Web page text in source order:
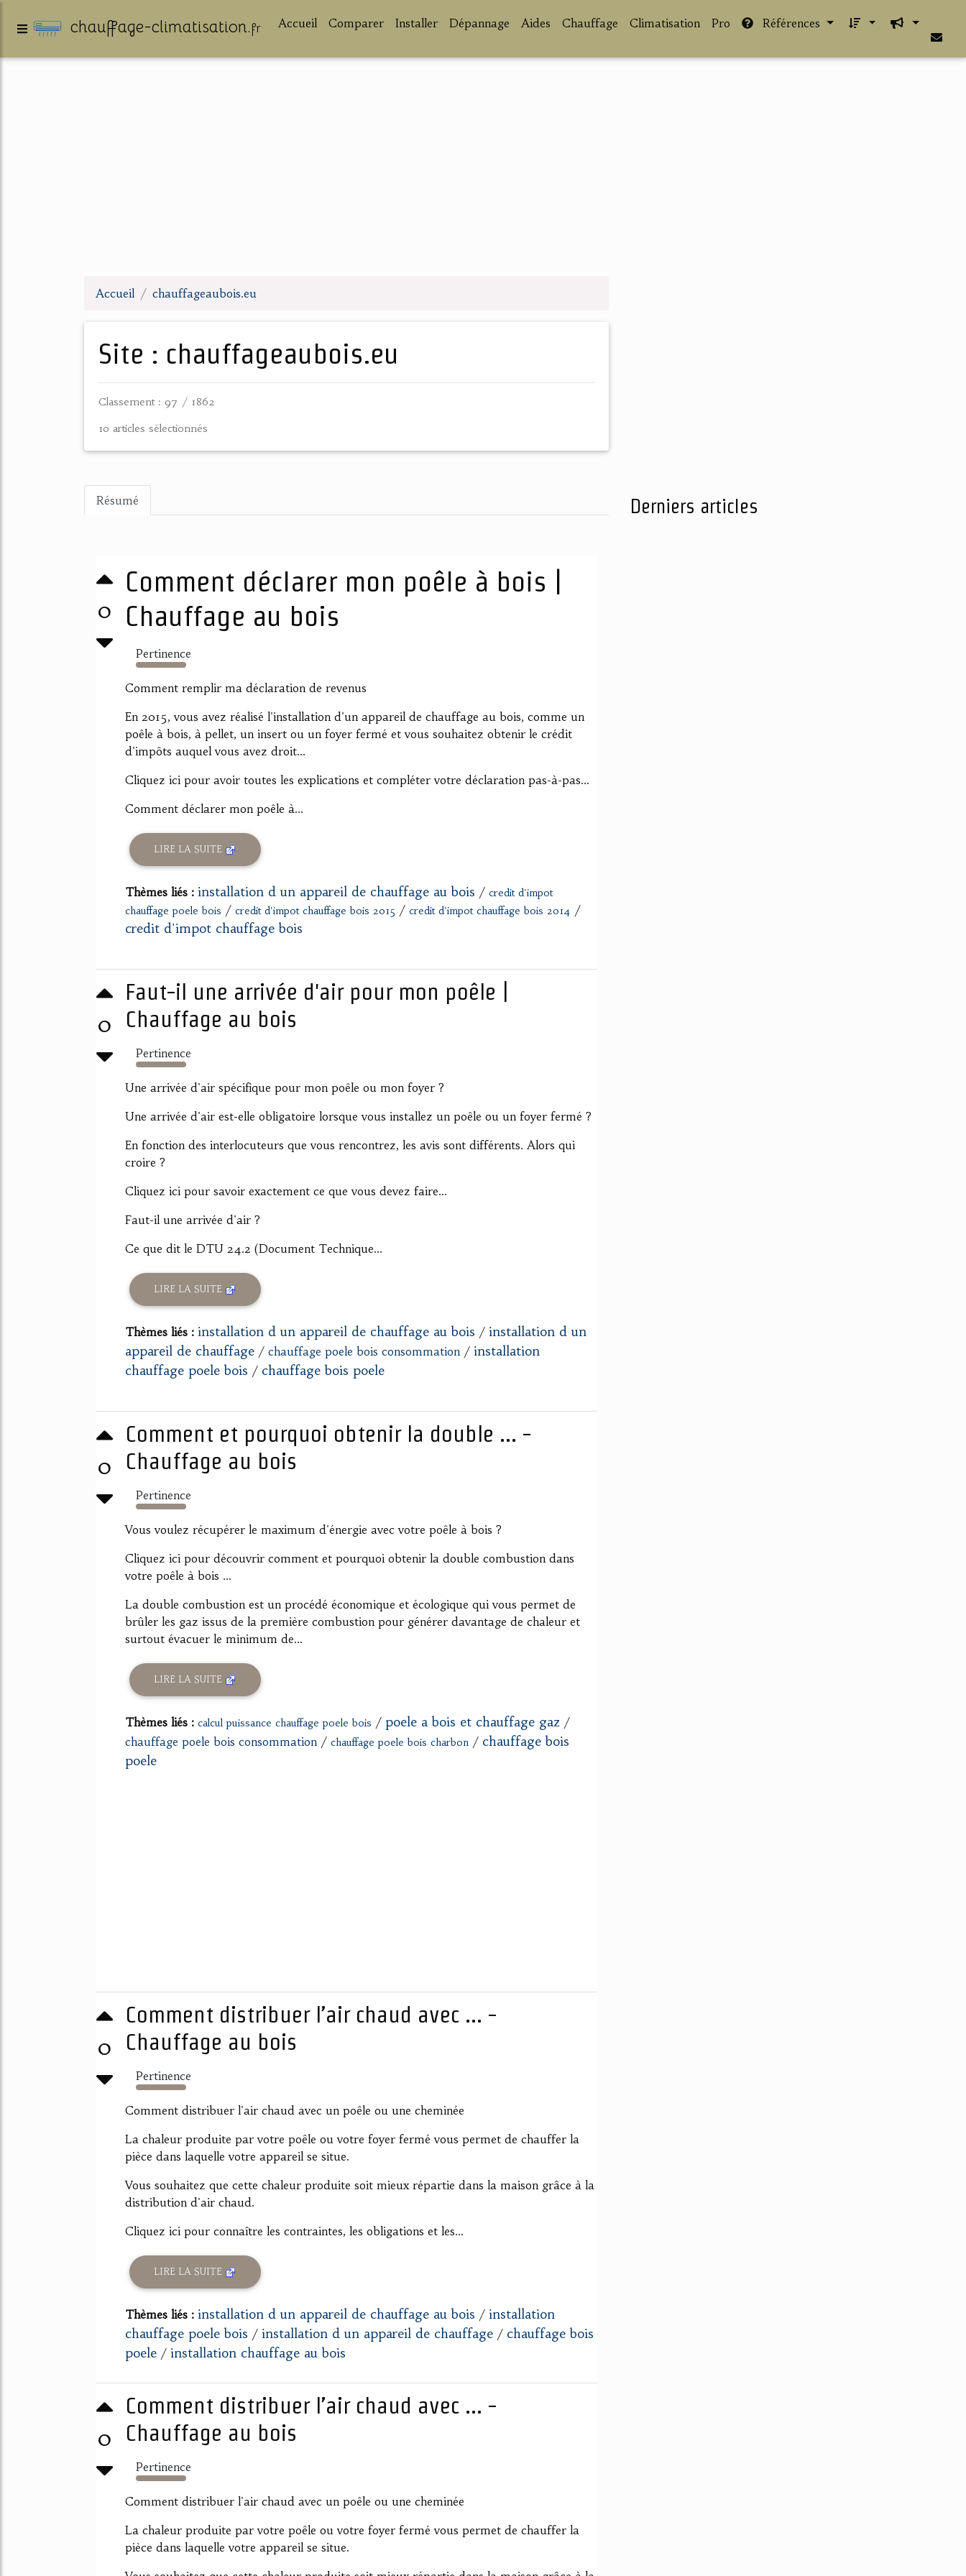
chauffage-climatisation.fr Accueil Comparer Installer Dépannage Aides Chauffage Climatisation Pro Références
Accueil chauffageaubois.eu
Site : chauffageaubois.eu
Classement : 97 / 1862
10 articles sélectionnés
Résumé
0
Comment déclarer mon poêle à bois |
Chauffage au bois
Pertinence
914%
Comment remplir ma déclaration de revenus
En 2015, vous avez réalisé l'installation d'un appareil de chauffage au bois, comme un
poêle à bois, à pellet, un insert ou un foyer fermé et vous souhaitez obtenir le crédit
d'impôts auquel vous avez droit...
Cliquez ici pour avoir toutes les explications et compléter votre déclaration pas-à-pas...
Comment déclarer mon poêle à...
LIRE LA SUITE
Thèmes liés : installation d un appareil de chauffage au bois / credit d'impot
chauffage poele bois / credit d'impot chauffage bois 2015 / credit d'impot chauffage bois 2014 /
credit d'impot chauffage bois
0
Faut-il une arrivée d'air pour mon poêle |
Chauffage au bois
Pertinence
382%
Une arrivée d'air spécifique pour mon poêle ou mon foyer ?
Une arrivée d'air est-elle obligatoire lorsque vous installez un poêle ou un foyer fermé ?
En fonction des interlocuteurs que vous rencontrez, les avis sont différents. Alors qui
croire ?
Cliquez ici pour savoir exactement ce que vous devez faire...
Faut-il une arrivée d'air ?
Ce que dit le DTU 24.2 (Document Technique...
LIRE LA SUITE
Thèmes liés : installation d un appareil de chauffage au bois / installation d un
appareil de chauffage / chauffage poele bois consommation / installation
chauffage poele bois / chauffage bois poele
0
Comment et pourquoi obtenir la double ... -
Chauffage au bois
Pertinence
342%
Vous voulez récupérer le maximum d'énergie avec votre poêle à bois ?
Cliquez ici pour découvrir comment et pourquoi obtenir la double combustion dans
votre poêle à bois ...
La double combustion est un procédé économique et écologique qui vous permet de
brûler les gaz issus de la première combustion pour générer davantage de chaleur et
surtout évacuer le minimum de...
LIRE LA SUITE
Thèmes liés : calcul puissance chauffage poele bois / poele a bois et chauffage gaz /
chauffage poele bois consommation / chauffage poele bois charbon / chauffage bois
poele
0
Comment distribuer l’air chaud avec ... -
Chauffage au bois
Pertinence
325%
Comment distribuer l'air chaud avec un poêle ou une cheminée
La chaleur produite par votre poêle ou votre foyer fermé vous permet de chauffer la
pièce dans laquelle votre appareil se situe.
Vous souhaitez que cette chaleur produite soit mieux répartie dans la maison grâce à la
distribution d'air chaud.
Cliquez ici pour connaître les contraintes, les obligations et les...
LIRE LA SUITE
Thèmes liés : installation d un appareil de chauffage au bois / installation
chauffage poele bois / installation d un appareil de chauffage / chauffage bois
poele / installation chauffage au bois
0
Comment distribuer l’air chaud avec ... -
Chauffage au bois
Pertinence
325%
Comment distribuer l'air chaud avec un poêle ou une cheminée
La chaleur produite par votre poêle ou votre foyer fermé vous permet de chauffer la
pièce dans laquelle votre appareil se situe.
Derniers articles